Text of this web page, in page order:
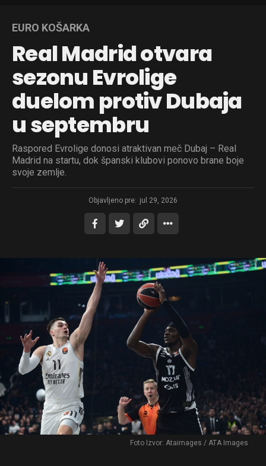
EURO KOŠARKA
Real Madrid otvara
sezonu Evrolige
duelom protiv Dubaja
u septembru
Raspored Evrolige donosi atraktivan meč Dubaj – Real
Madrid na startu, dok španski klubovi ponovo brane boje
svoje zemlje.
Objavljeno pre: jul 29, 2026
Foto Izvor: Ataimages / ATA Images